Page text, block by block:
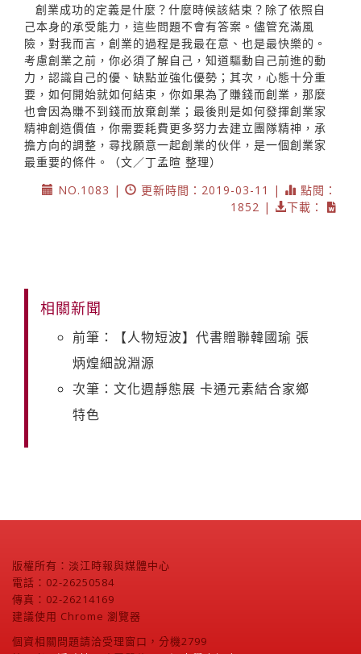
創業成功的定義是什麼？什麼時候該結束？除了依照自
己本身的承受能力，這些問題不會有答案。儘管充滿風
險，對我而言，創業的過程是我最在意、也是最快樂的。
考慮創業之前，你必須了解自己，知道驅動自己前進的動
力，認識自己的優、缺點並強化優勢；其次，心態十分重
要，如何開始就如何結束，你如果為了賺錢而創業，那麼
也會因為賺不到錢而放棄創業；最後則是如何發揮創業家
精神創造價值，你需要耗費更多努力去建立團隊精神，承
擔方向的調整，尋找願意一起創業的伙伴，是一個創業家
最重要的條件。（文／丁孟暄 整理）
NO.1083 |
更新時間：2019-03-11 |
點閱：
1852 |
下載：
相關新聞
前筆：【人物短波】代書贈聯韓國瑜 張
炳煌細說淵源
次筆：文化週靜態展 卡通元素結合家鄉
特色
版權所有：淡江時報與媒體中心
電話：02-26250584
傳真：02-26214169
建議使用 Chrome 瀏覽器
個資相關問題請洽受理窗口，分機2799